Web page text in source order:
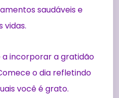
saudáveis e
vidas.
incorporar a gratidão
o dia refletindo
você é grato.